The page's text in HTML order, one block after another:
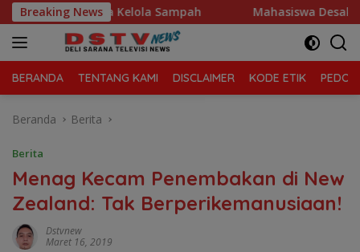
Langsung
ke
konten
Breaking News
Morawa Kelola Sampah Mahasiswa Desak Polda
BERANDA TENTANG KAMI DISCLAIMER KODE ETIK
Beranda Berita
Berita
Menag Kecam Penembakan di New
Zealand: Tak Berperikemanusiaan!
Dstvnew
Maret 16, 2019